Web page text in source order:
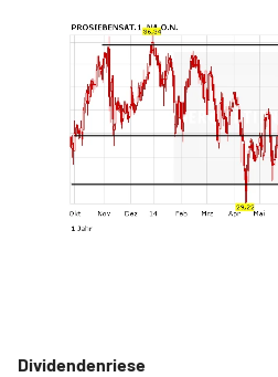
Dividendenriese